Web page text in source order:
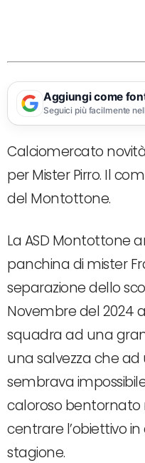
Aggiungi come
Seguici più facilmente
Calciomercato
per Mister Pirro. Il
del Montottone.
La ASD Montottone
panchina di mister
separazione dello
Novembre del 2024
squadra ad una
una salvezza che
sembrava
caloroso bentornato
centrare l’obiettivo
stagione.